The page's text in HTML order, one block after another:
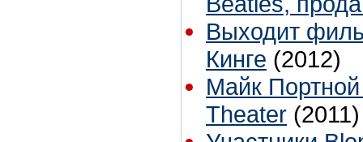
Выходит
Кинге (2012)
Майк Портной
Theater (2011)